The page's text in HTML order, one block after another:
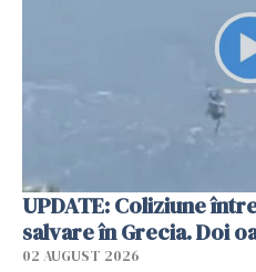
UPDATE: Coliziune
salvare în Grecia. Doi
02 AUGUST 2026